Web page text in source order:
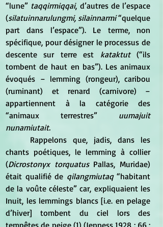
“lune” taqqirmiqqai, d’autres de l’espace
(silatuinnarulungmi, silainnarmi “quelque
part dans l’espace”). Le terme, non
spécifique, pour désigner le processus de
descente sur terre est kataktut (“ils
tombent de haut en bas”). Les animaux
évoqués – lemming (rongeur), caribou
(ruminant) et renard (carnivore) –
appartiennent à la catégorie des
“animaux terrestres” uumajuit
nunamiutait.
chants poétiques, le lemming à collier
(Dicrostonyx torquatus Pallas, Muridae)
était qualifié de qilangmiutaq “habitant
de la voûte céleste” car, expliquaient les
Inuit, les lemmings blancs [i.e. en pelage
d’hiver] tombent du ciel lors des